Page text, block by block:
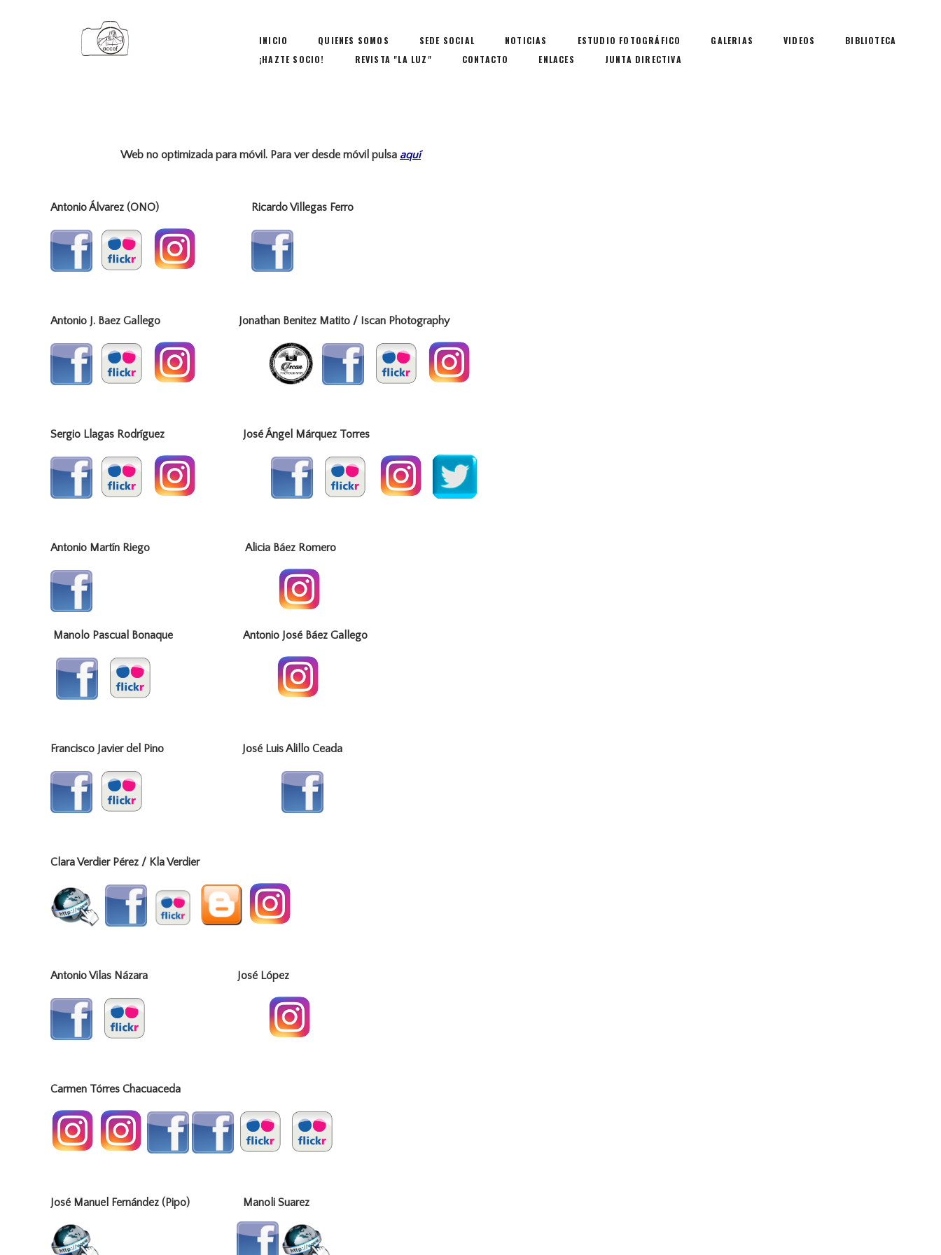
INICIO QUIENES SOMOS SEDE SOCIAL NOTICIAS ESTUDIO FOTOGRÁFICO GALERIAS VIDEOS
BIBLIOTECA
¡HAZTE SOCIO!
REVISTA "LA LUZ" CONTACTO ENLACES JUNTA DIRECTIVA
Web no optimizada para móvil. Para ver desde móvil pulsa aquí
Antonio Álvarez (ONO) Ricardo Villegas Ferro
Antonio J. Baez Gallego Jonathan Benitez Matito / Iscan Photography
Sergio Llagas Rodríguez José Ángel Márquez Torres
Antonio Martín Riego Alicia Báez Romero
Manolo Pascual Bonaque Antonio José Báez Gallego
Francisco Javier del Pino José Luis Alillo Ceada
Clara Verdier Pérez / Kla Verdier
Antonio Vilas Názara José López
Carmen Tórres Chacuaceda
José Manuel Fernández (Pipo) Manoli Suarez